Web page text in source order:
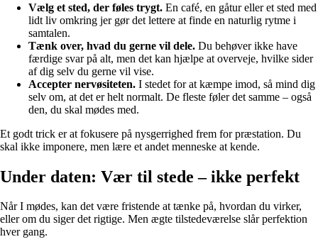
Vælg et sted, der føles trygt. En café, en gåtur eller et sted med
lidt liv omkring jer gør det lettere at finde en naturlig rytme i
samtalen.
Tænk over, hvad du gerne vil dele. Du behøver ikke have
færdige svar på alt, men det kan hjælpe at overveje, hvilke sider
af dig selv du gerne vil vise.
Accepter nervøsiteten. I stedet for at kæmpe imod, så mind dig
selv om, at det er helt normalt. De fleste føler det samme – også
den, du skal mødes med.
Et godt trick er at fokusere på nysgerrighed frem for præstation. Du
skal ikke imponere, men lære et andet menneske at kende.
Under daten: Vær til stede – ikke perfekt
Når I mødes, kan det være fristende at tænke på, hvordan du virker,
eller om du siger det rigtige. Men ægte tilstedeværelse slår perfektion
hver gang.